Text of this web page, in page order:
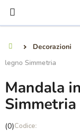
contenuto
Decorazioni
legno Simmetria
Mandala
Simmetria
La
(0)